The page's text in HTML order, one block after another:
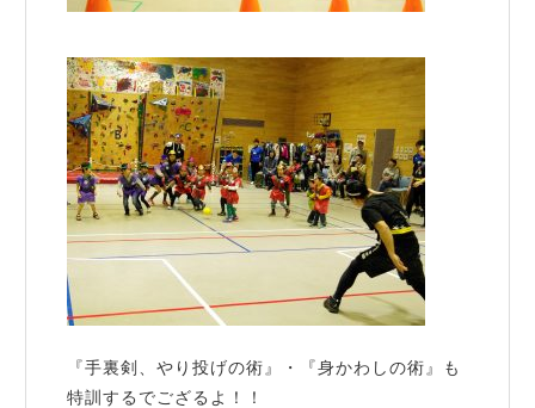
『手裏剣、やり投げの術』・『身かわしの術』も
特訓するでござるよ！！